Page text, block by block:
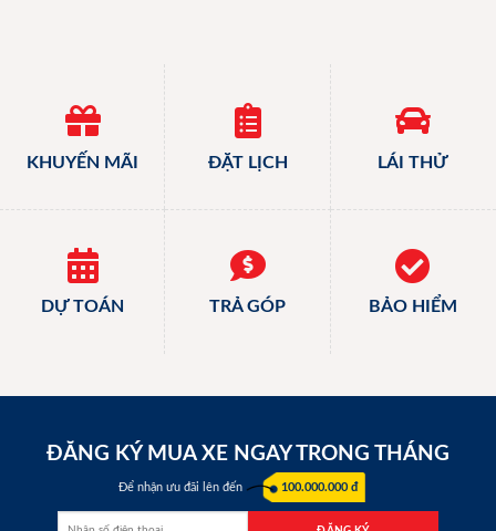
KHUYẾN MÃI ĐẶT LỊCH LÁI THỬ
DỰ TOÁN TRẢ GÓP BẢO HIỂM
ĐĂNG KÝ MUA XE NGAY TRONG THÁNG
Để nhận ưu đãi lên đến 100.000.000 đ